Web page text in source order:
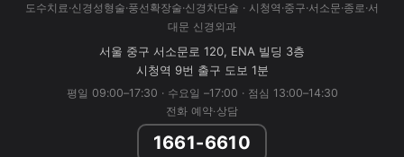
도수치료·신경성형술·풍선확장술·신경차단술 · 시청역·중구·서소문·종로·서
대문 신경외과
서울 중구 서소문로 120, ENA 빌딩 3층
시청역 9번 출구 도보 1분
평일 09:00–17:30 · 수요일 –17:00 · 점심 13:00–14:30
전화 예약·상담
1661-6610